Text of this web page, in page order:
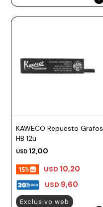
KAWECO Repuesto Grafos
HB 12u
USD 12,00
USD 9,60
USD 10,20
Exclusivo web